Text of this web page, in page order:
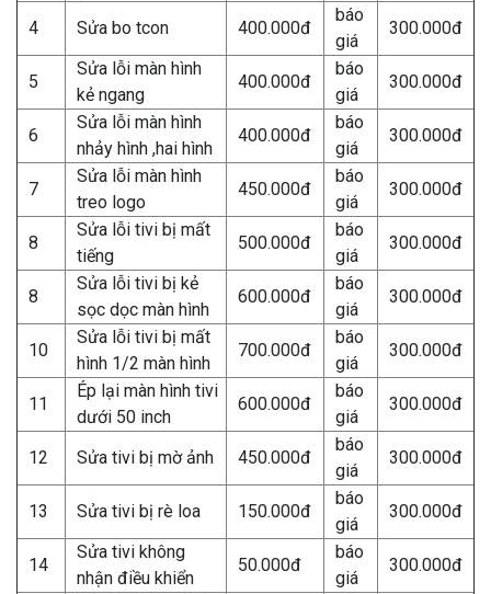
4 Sửa bo tcon 400.000đ
báo
giá
300.000đ
5
Sửa lỗi màn hình
kẻ ngang
400.000đ
báo
giá
300.000đ
6
Sửa lỗi màn hình
nhảy hình ,hai hình
400.000đ
báo
giá
300.000đ
7
Sửa lỗi màn hình
treo logo
450.000đ
báo
giá
300.000đ
8
Sửa lỗi tivi bị mất
tiếng
500.000đ
báo
giá
300.000đ
8
Sửa lỗi tivi bị kẻ
sọc dọc màn hình
600.000đ
báo
giá
300.000đ
10
Sửa lỗi tivi bị mất
hình 1/2 màn hình
700.000đ
báo
giá
300.000đ
11
Ép lại màn hình tivi
dưới 50 inch
600.000đ
báo
giá
300.000đ
12 Sửa tivi bị mờ ảnh 450.000đ
báo
giá
300.000đ
13 Sửa tivi bị rè loa 150.000đ
báo
giá
300.000đ
14
Sửa tivi không
nhận điều khiển
50.000đ
báo
giá
300.000đ